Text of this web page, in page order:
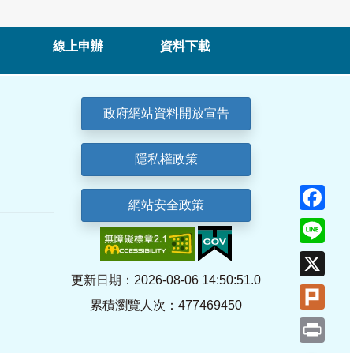
線上申辦 資料下載
政府網站資料開放宣告
隱私權政策
網站安全政策
更新日期：2026-08-06 14:50:51.0
累積瀏覽人次：477469450